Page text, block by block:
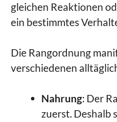
gleichen Reaktionen
ein bestimmtes
Die Rangordnung
verschiedenen
Nahrung: Der
zuerst. Deshalb